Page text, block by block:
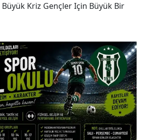
Büyük Kriz Gençler Için Büyük Bir